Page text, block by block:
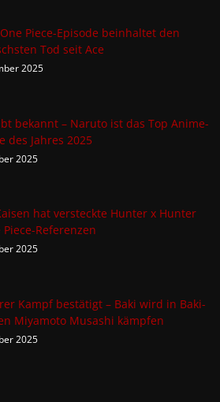
Piece-Episode beinhaltet den
Tod seit Ace
2025
bekannt – Naruto ist das Top Anime-
des Jahres 2025
2025
hat versteckte Hunter x Hunter
Referenzen
2025
Kampf bestätigt – Baki wird in Baki-
Miyamoto Musashi kämpfen
2025